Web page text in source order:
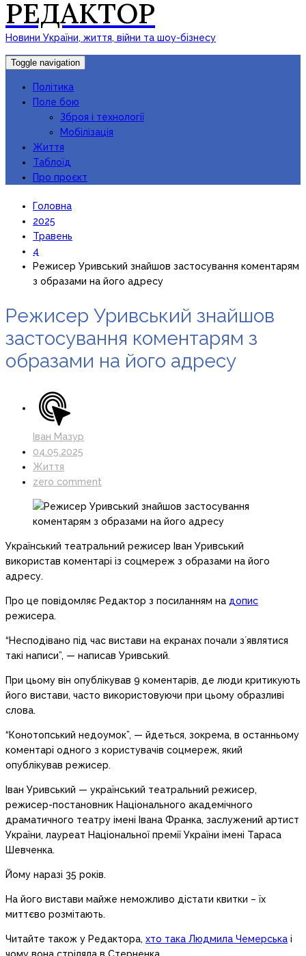
РЕДАКТОР
Новини України, життя, війни та шоу-бізнесу
Toggle navigation
Політика
Поле бою
Зброя і технології
Мобілізація
Життя
Таблоїд
Про проєкт
Головна
2025
Травень
4
Режисер Уривський знайшов застосування коментарям
з образами на його адресу
Режисер Уривський знайшов
застосування коментарям з
образами на його адресу
Іван Мазур
04.05.2025
Життя
zero comment
Український театральний режисер Іван Уривський
використав коментарі із соцмереж з образами на його
адресу.
Про це повідомляє Редактор з посиланням на допис
режисера.
“Несподівано під час вистави на екранах почали зʼявлятися
такі написи”, — написав Уривський.
При цьому він опублікував 9 коментарів, де люди критикують
його вистави, часто використовуючи при цьому образливі
слова.
“Конотопський недоумок”, — йдеться, зокрема, в останньому
коментарі одного з користувачів соцмереж, який
опублікував режисер.
Іван Уривський — український театральний режисер,
режисер-постановник Національного академічного
драматичного театру імені Івана Франка, заслужений артист
України, лауреат Національної премії України імені Тараса
Шевченка.
Йому наразі 35 років.
На його вистави майже неможливо дістати квитки – їх
миттєво розмітають.
Читайте також у Редактора, хто така Людмила Чемерська і